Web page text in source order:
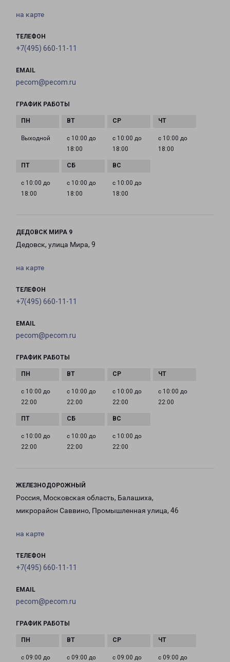
на карте
ТЕЛЕФОН
+7(495) 660-11-11
EMAIL
pecom@pecom.ru
ГРАФИК РАБОТЫ
Выходной
с 10:00 до
18:00
с 10:00 до
18:00
с 10:00 до
18:00
с 10:00 до
18:00
с 10:00 до
18:00
с 10:00 до
18:00
ДЕДОВСК МИРА 9
Дедовск, улица Мира, 9
на карте
ТЕЛЕФОН
+7(495) 660-11-11
EMAIL
pecom@pecom.ru
ГРАФИК РАБОТЫ
с 10:00 до
22:00
с 10:00 до
22:00
с 10:00 до
22:00
с 10:00 до
22:00
с 10:00 до
22:00
с 10:00 до
22:00
с 10:00 до
22:00
ЖЕЛЕЗНОДОРОЖНЫЙ
Россия, Московская область, Балашиха,
микрорайон Саввино, Промышленная улица, 46
на карте
ТЕЛЕФОН
+7(495) 660-11-11
EMAIL
pecom@pecom.ru
ГРАФИК РАБОТЫ
с 09:00 до
с 09:00 до
с 09:00 до
с 09:00 до